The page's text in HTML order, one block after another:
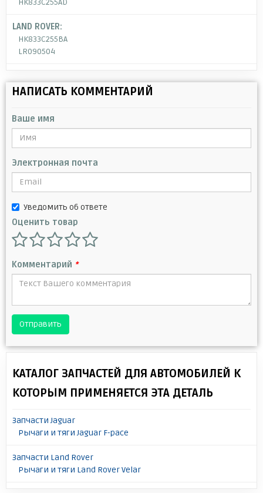
LAND ROVER:
HK833C255BA
LR090504
НАПИСАТЬ КОММЕНТАРИЙ
Ваше имя
Электронная почта
Уведомить об ответе
Оценить товар
Комментарий *
Отправить
КАТАЛОГ ЗАПЧАСТЕЙ ДЛЯ АВТОМОБИЛЕЙ К
КОТОРЫМ ПРИМЕНЯЕТСЯ ЭТА ДЕТАЛЬ
Запчасти Jaguar
Рычаги и тяги Jaguar F-pace
Запчасти Land Rover
Рычаги и тяги Land Rover Velar